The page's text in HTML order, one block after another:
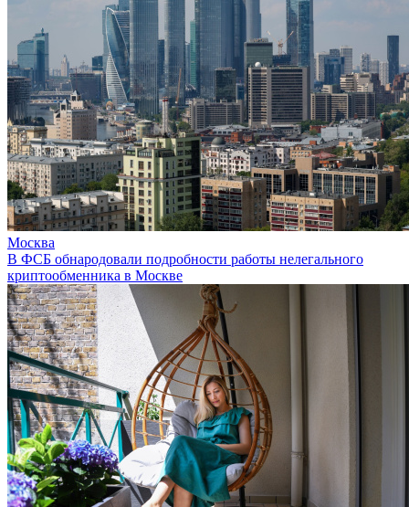
Москва
В ФСБ обнародовали подробности работы нелегального
криптообменника в Москве